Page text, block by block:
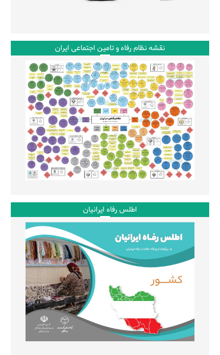
نقشه نظام رفاه و تامین اجتماعی ایران
اطلس رفاه ایرانیان